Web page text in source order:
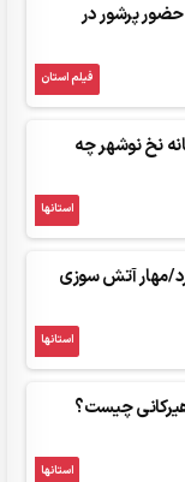
پرشور در
فیلم استان
نخ نوشهر چه
استانها
مهار آتش سوزی
استانها
چیست؟
استانها